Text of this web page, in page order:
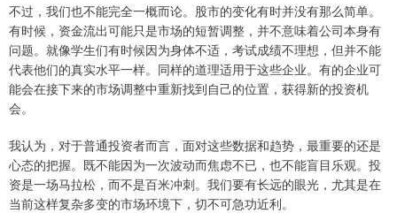
不过，我们也不能完全一概而论。股市的变化有时并没有那么简单。
有时候，资金流出可能只是市场的短暂调整，并不意味着公司本身有
问题。就像学生们有时候因为身体不适，考试成绩不理想，但并不能
代表他们的真实水平一样。同样的道理适用于这些企业。有的企业可
能会在接下来的市场调整中重新找到自己的位置，获得新的投资机
会。
我认为，对于普通投资者而言，面对这些数据和趋势，最重要的还是
心态的把握。既不能因为一次波动而焦虑不已，也不能盲目乐观。投
资是一场马拉松，而不是百米冲刺。我们要有长远的眼光，尤其是在
当前这样复杂多变的市场环境下，切不可急功近利。